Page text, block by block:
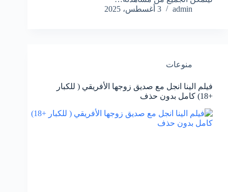
admin
3 أغسطس، 2025
منوعات
فيلم الينا انجل مع صديق زوجها الأفريقي ( للكبار
+18) كامل بدون حذف